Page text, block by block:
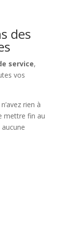
des
service,
vos
rien à
mettre fin au